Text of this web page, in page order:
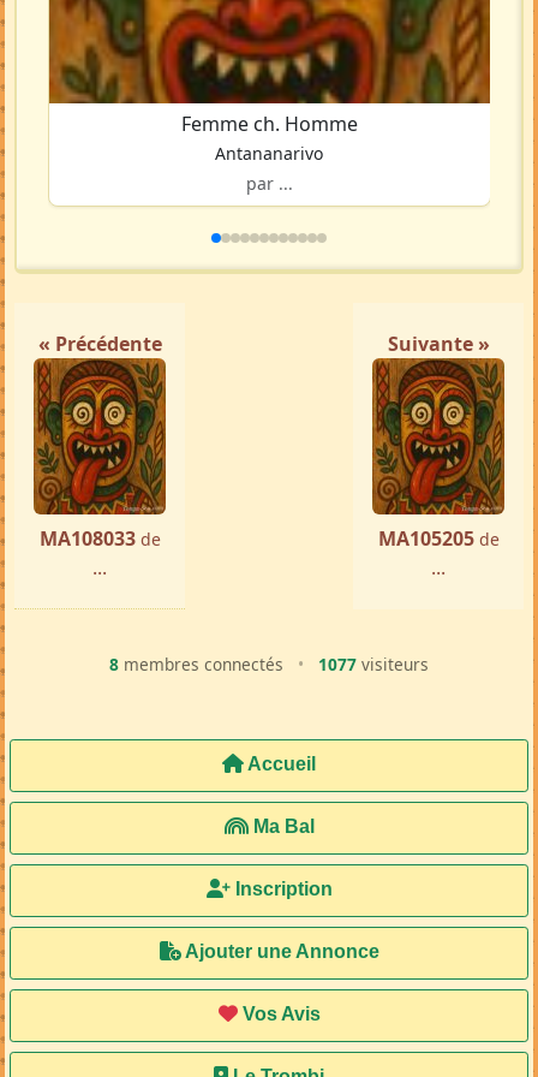
Femme ch. Homme
Antananarivo
par ...
« Précédente
MA108033 de
...
Suivante »
MA105205 de
...
8 membres connectés • 1077 visiteurs
Accueil
Ma Bal
Inscription
Ajouter une Annonce
Vos Avis